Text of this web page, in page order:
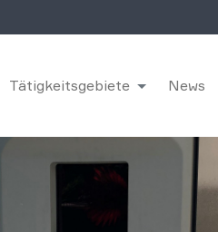
Tätigkeitsgebiete News